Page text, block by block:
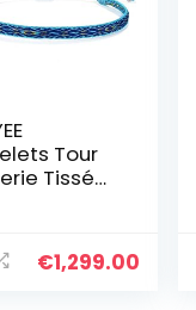
Tour
Tissé
Bracelet
D’amitié
€1,299.00